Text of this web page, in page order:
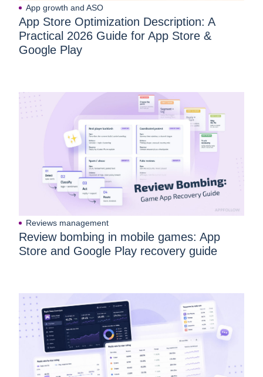
App growth and ASO
App Store Optimization Description: A
Practical 2026 Guide for App Store &
Google Play
Reviews management
Review bombing in mobile games: App
Store and Google Play recovery guide